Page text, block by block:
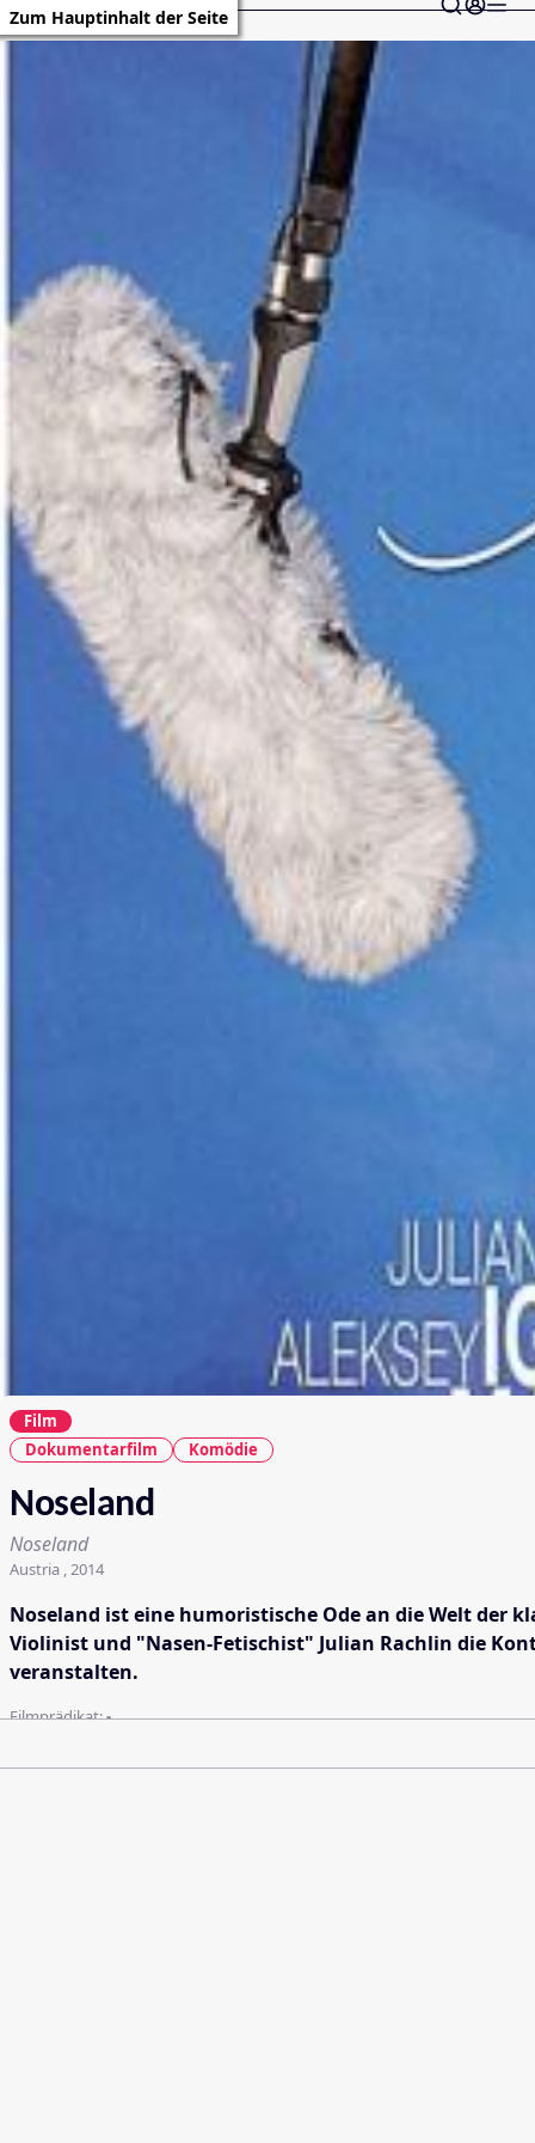
Zum Hauptinhalt der Seite
Film
Dokumentarfilm
Komödie
Noseland
Noseland
Austria , 2014
Noseland ist eine humoristische Ode an die Welt der
Violinist und "Nasen-Fetischist" Julian Rachlin die
veranstalten.
Filmprädikat:-